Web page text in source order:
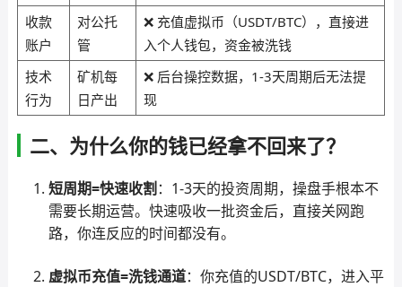
收款
账户
对公托
管
❌ 充值虚拟币（USDT/BTC），直接进
入个人钱包，资金被洗钱
技术
行为
矿机每
日产出
❌ 后台操控数据，1-3天周期后无法提
现
二、为什么你的钱已经拿不回来了？
短周期=快速收割 ：1-3天的投资周期，操盘手根本不
需要长期运营。快速吸收一批资金后，直接关网跑
路，你连反应的时间都没有。
虚拟币充值=洗钱通道：你充值的USDT/BTC，进入平